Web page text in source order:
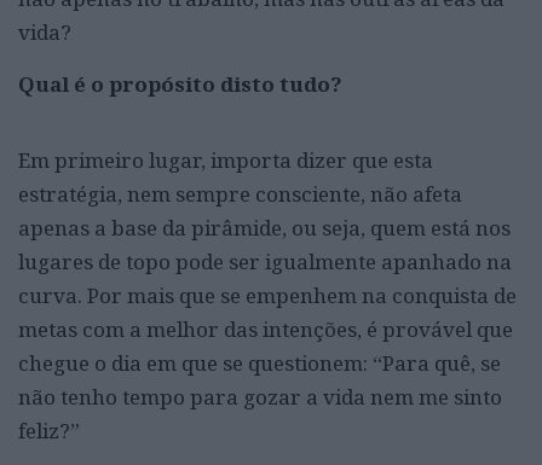
vida?
Qual é o propósito disto tudo?
Em primeiro lugar, importa dizer que esta
estratégia, nem sempre consciente, não afeta
apenas a base da pirâmide, ou seja, quem está nos
lugares de topo pode ser igualmente apanhado na
curva. Por mais que se empenhem na conquista de
metas com a melhor das intenções, é provável que
chegue o dia em que se questionem: “Para quê, se
não tenho tempo para gozar a vida nem me sinto
feliz?”